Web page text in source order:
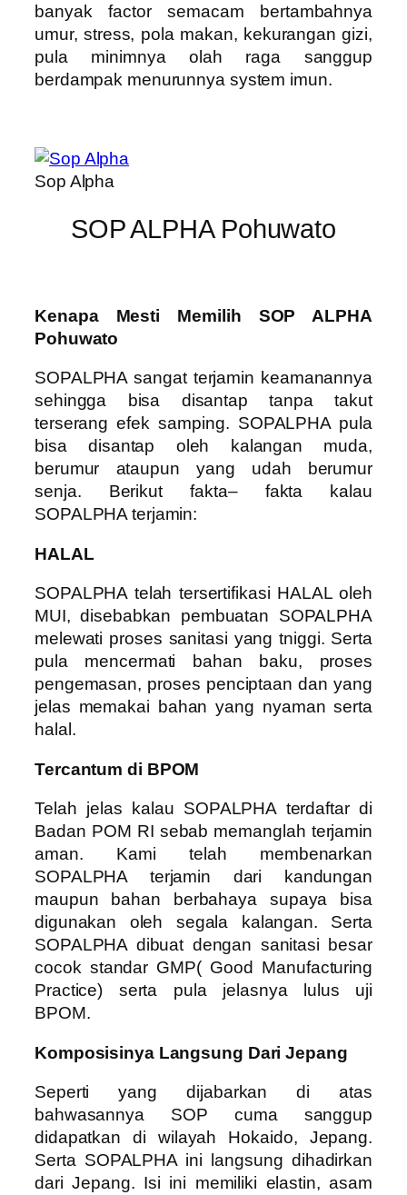
banyak factor semacam bertambahnya
umur, stress, pola makan, kekurangan gizi,
pula minimnya olah raga sanggup
berdampak menurunnya system imun.
Sop Alpha
SOP ALPHA Pohuwato
Kenapa Mesti Memilih SOP ALPHA
Pohuwato
SOPALPHA sangat terjamin keamanannya
sehingga bisa disantap tanpa takut
terserang efek samping. SOPALPHA pula
bisa disantap oleh kalangan muda,
berumur ataupun yang udah berumur
senja. Berikut fakta– fakta kalau
SOPALPHA terjamin:
HALAL
SOPALPHA telah tersertifikasi HALAL oleh
MUI, disebabkan pembuatan SOPALPHA
melewati proses sanitasi yang tniggi. Serta
pula mencermati bahan baku, proses
pengemasan, proses penciptaan dan yang
jelas memakai bahan yang nyaman serta
halal.
Tercantum di BPOM
Telah jelas kalau SOPALPHA terdaftar di
Badan POM RI sebab memanglah terjamin
aman. Kami telah membenarkan
SOPALPHA terjamin dari kandungan
maupun bahan berbahaya supaya bisa
digunakan oleh segala kalangan. Serta
SOPALPHA dibuat dengan sanitasi besar
cocok standar GMP( Good Manufacturing
Practice) serta pula jelasnya lulus uji
BPOM.
Komposisinya Langsung Dari Jepang
Seperti yang dijabarkan di atas
bahwasannya SOP cuma sanggup
didapatkan di wilayah Hokaido, Jepang.
Serta SOPALPHA ini langsung dihadirkan
dari Jepang. Isi ini memiliki elastin, asam